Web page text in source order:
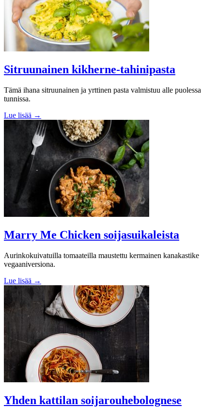
Sitruunainen kikherne-tahinipasta
Tämä ihana sitruunainen ja yrttinen pasta valmistuu alle puolessa
tunnissa.
Lue lisää →
Marry Me Chicken soijasuikaleista
Aurinkokuivatuilla tomaateilla maustettu kermainen kanakastike
vegaaniversiona.
Lue lisää →
Yhden kattilan soijarouhebolognese